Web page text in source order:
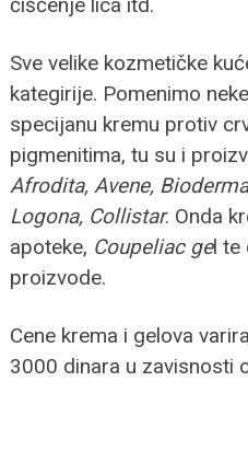
Sve velike kozmetičke
kategirije. Pomenimo
specijanu kremu protiv
pigmenitima, tu su i
Afrodita, Avene,
Logona, Collistar. Onda
apoteke, Coupeliac gel te
proizvode.
Cene krema i gelova
3000 dinara u zavisnosti